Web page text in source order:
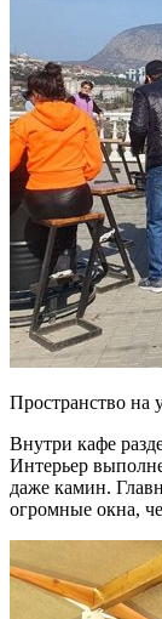
Пространство на
Внутри кафе
Интерьер
даже камин.
огромные окна,